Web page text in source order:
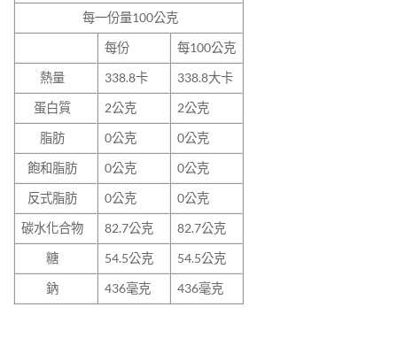
每一份量100公克
每份
每100公克
熱量
338.8卡
338.8大卡
蛋白質
2公克
2公克
脂肪
0公克
0公克
飽和脂肪
0公克
0公克
反式脂肪
0公克
0公克
碳水化合物
82.7公克
82.7公克
糖
54.5公克
54.5公克
鈉
436毫克 436毫克